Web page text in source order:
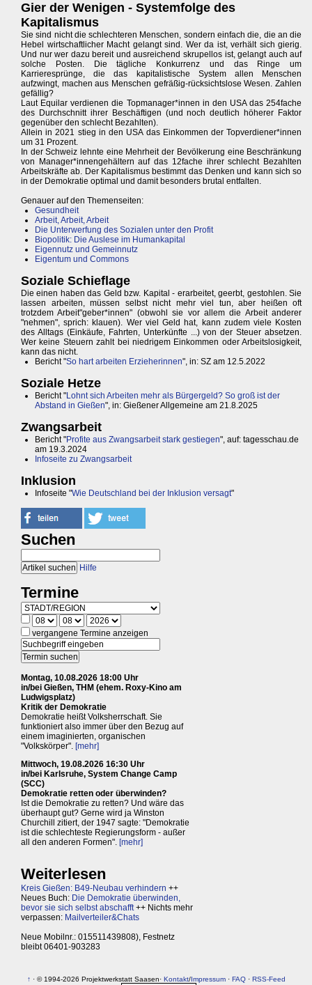
Gier der Wenigen - Systemfolge des
Kapitalismus
Sie sind nicht die schlechteren Menschen, sondern einfach die, die an die
Hebel wirtschaftlicher Macht gelangt sind. Wer da ist, verhält sich gierig.
Und nur wer dazu bereit und ausreichend skrupellos ist, gelangt auch auf
solche Posten. Die tägliche Konkurrenz und das Ringe um
Karrieresprünge, die das kapitalistische System allen Menschen
aufzwingt, machen aus Menschen gefräßig-rücksichtslose Wesen. Zahlen
gefällig?
Laut Equilar verdienen die Topmanager*innen in den USA das 254fache
des Durchschnitt ihrer Beschäftigen (und noch deutlich höherer Faktor
gegenüber den schlecht Bezahlten).
Allein in 2021 stieg in den USA das Einkommen der Topverdiener*innen
um 31 Prozent.
In der Schweiz lehnte eine Mehrheit der Bevölkerung eine Beschränkung
von Manager*innengehältern auf das 12fache ihrer schlecht Bezahlten
Arbeitskräfte ab. Der Kapitalismus bestimmt das Denken und kann sich so
in der Demokratie optimal und damit besonders brutal entfalten.
Genauer auf den Themenseiten:
Gesundheit
Arbeit, Arbeit, Arbeit
Die Unterwerfung des Sozialen unter den Profit
Biopolitik: Die Auslese im Humankapital
Eigennutz und Gemeinnutz
Eigentum und Commons
Soziale Schieflage
Die einen haben das Geld bzw. Kapital - erarbeitet, geerbt, gestohlen. Sie
lassen arbeiten, müssen selbst nicht mehr viel tun, aber heißen oft
trotzdem Arbeit"geber*innen" (obwohl sie vor allem die Arbeit anderer
"nehmen", sprich: klauen). Wer viel Geld hat, kann zudem viele Kosten
des Alltags (Einkäufe, Fahrten, Unterkünfte ...) von der Steuer absetzen.
Wer keine Steuern zahlt bei niedrigem Einkommen oder Arbeitslosigkeit,
kann das nicht.
Bericht "So hart arbeiten Erzieherinnen", in: SZ am 12.5.2022
Soziale Hetze
Bericht "Lohnt sich Arbeiten mehr als Bürgergeld? So groß ist der
Abstand in Gießen", in: Gießener Allgemeine am 21.8.2025
Zwangsarbeit
Bericht "Profite aus Zwangsarbeit stark gestiegen", auf: tagesschau.de
am 19.3.2024
Infoseite zu Zwangsarbeit
Inklusion
Infoseite "Wie Deutschland bei der Inklusion versagt"
Suchen
Hilfe
Termine
vergangene Termine anzeigen
Montag, 10.08.2026 18:00 Uhr
in/bei Gießen, THM (ehem. Roxy-Kino am
Ludwigsplatz)
Kritik der Demokratie
Demokratie heißt Volksherrschaft. Sie
funktioniert also immer über den Bezug auf
einem imaginierten, organischen
"Volkskörper". [mehr]
Mittwoch, 19.08.2026 16:30 Uhr
in/bei Karlsruhe, System Change Camp
(SCC)
Demokratie retten oder überwinden?
Ist die Demokratie zu retten? Und wäre das
überhaupt gut? Gerne wird ja Winston
Churchill zitiert, der 1947 sagte: "Demokratie
ist die schlechteste Regierungsform - außer
all den anderen Formen". [mehr]
Weiterlesen
Kreis Gießen: B49-Neubau verhindern ++
Neues Buch: Die Demokratie überwinden,
bevor sie sich selbst abschafft++ Nichts mehr
verpassen: Mailverteiler&Chats
Neue Mobilnr.: 015511439808), Festnetz
bleibt 06401-903283
↑ · © 1994-2026 Projektwerkstatt Saasen· Kontakt/Impressum· FAQ· RSS-Feed